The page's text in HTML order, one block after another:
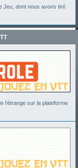
Jeu, dont nous avons tiré
l'étrange sur la plateforme